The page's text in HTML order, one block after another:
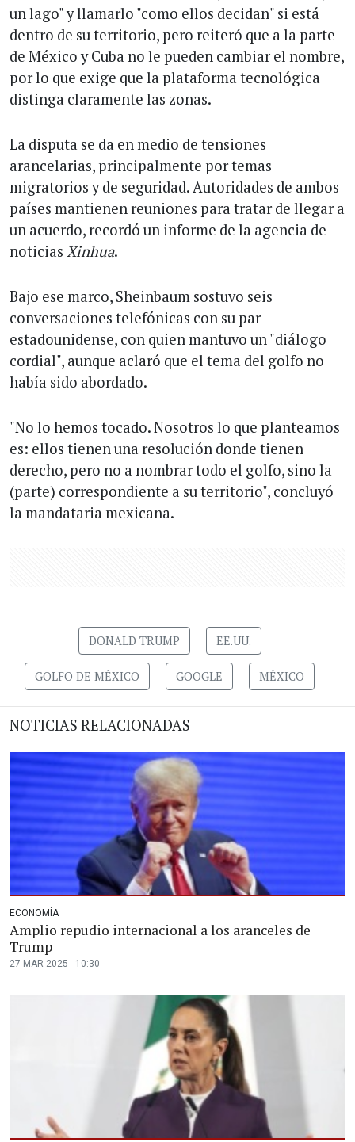
un lago" y llamarlo "como ellos decidan" si está
dentro de su territorio, pero reiteró que a la parte
de México y Cuba no le pueden cambiar el nombre,
por lo que exige que la plataforma tecnológica
distinga claramente las zonas.
La disputa se da en medio de tensiones
arancelarias, principalmente por temas
migratorios y de seguridad. Autoridades de ambos
países mantienen reuniones para tratar de llegar a
un acuerdo, recordó un informe de la agencia de
noticias Xinhua.
Bajo ese marco, Sheinbaum sostuvo seis
conversaciones telefónicas con su par
estadounidense, con quien mantuvo un "diálogo
cordial", aunque aclaró que el tema del golfo no
había sido abordado.
"No lo hemos tocado. Nosotros lo que planteamos
es: ellos tienen una resolución donde tienen
derecho, pero no a nombrar todo el golfo, sino la
(parte) correspondiente a su territorio", concluyó
la mandataria mexicana.
DONALD TRUMP EE.UU.
GOLFO DE MÉXICO GOOGLE MÉXICO
NOTICIAS RELACIONADAS
ECONOMÍA
Amplio repudio internacional a los aranceles de
Trump
27 MAR 2025 - 10:30